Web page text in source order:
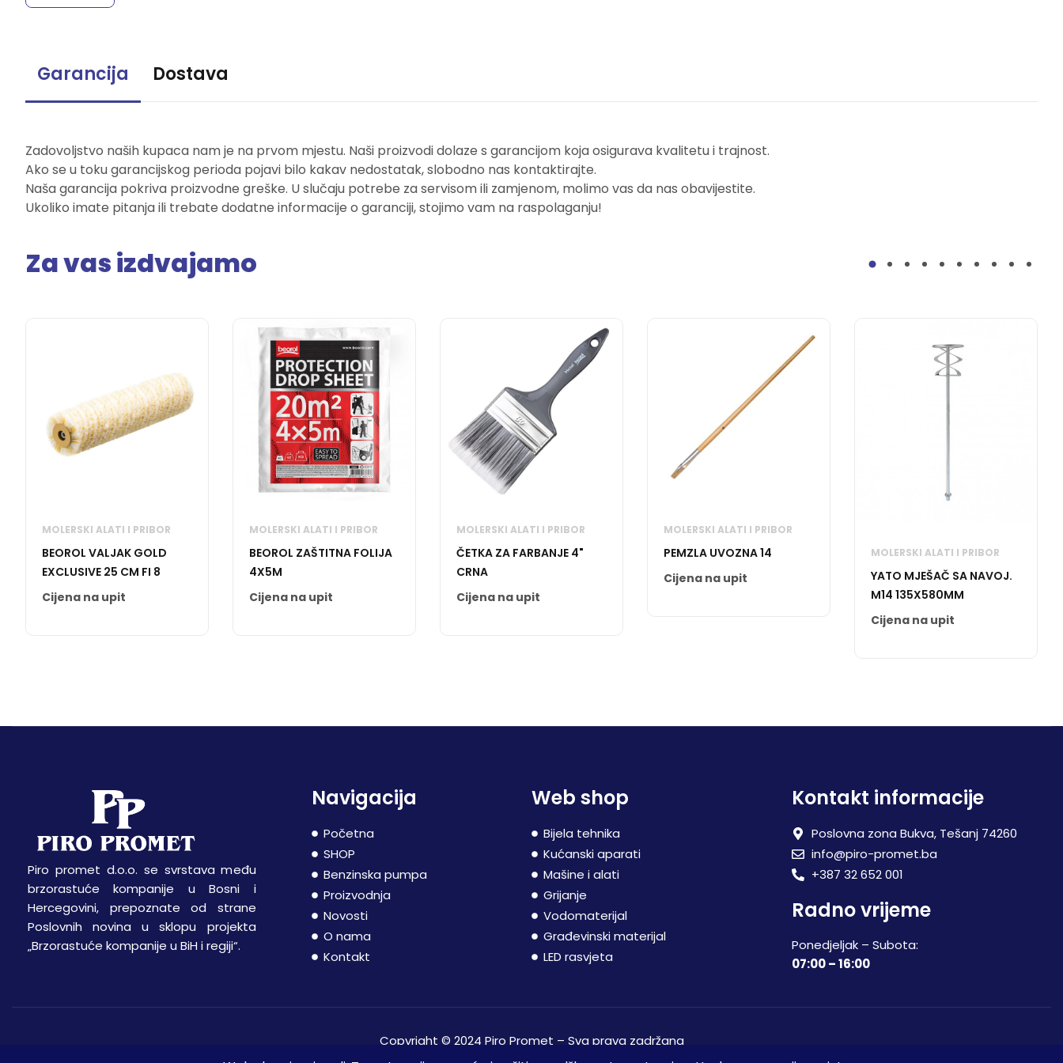
Garancija Dostava
Zadovoljstvo naših kupaca nam je na prvom mjestu. Naši proizvodi dolaze s garancijom koja osigurava kvalitetu i trajnost.
Ako se u toku garancijskog perioda pojavi bilo kakav nedostatak, slobodno nas kontaktirajte.
Naša garancija pokriva proizvodne greške. U slučaju potrebe za servisom ili zamjenom, molimo vas da nas obavijestite.
Ukoliko imate pitanja ili trebate dodatne informacije o garanciji, stojimo vam na raspolaganju!
Za vas izdvajamo
MOLERSKI ALATI I PRIBOR
BEOROL VALJAK GOLD
EXCLUSIVE 25 CM FI 8
Cijena na upit
MOLERSKI ALATI I PRIBOR
BEOROL ZAŠTITNA FOLIJA
4X5M
Cijena na upit
MOLERSKI ALATI I PRIBOR
ČETKA ZA FARBANJE 4"
CRNA
Cijena na upit
MOLERSKI ALATI I PRIBOR
PEMZLA UVOZNA 14
Cijena na upit
MOLERSKI ALATI I PRIBOR
YATO MJEŠAČ SA NAVOJ.
M14 135X580MM
Cijena na upit
Piro promet d.o.o. se svrstava među
brzorastuće kompanije u Bosni i
Hercegovini, prepoznate od strane
Poslovnih novina u sklopu projekta
„Brzorastuće kompanije u BiH i regiji“.
Navigacija
Početna
SHOP
Benzinska pumpa
Proizvodnja
Novosti
O nama
Kontakt
Web shop
Bijela tehnika
Kućanski aparati
Mašine i alati
Grijanje
Vodomaterijal
Građevinski materijal
LED rasvjeta
Kontakt informacije
Poslovna zona Bukva, Tešanj 74260
info@piro-promet.ba
+387 32 652 001
Radno vrijeme
Ponedjeljak – Subota:
07:00 – 16:00
Copyright © 2024 Piro Promet – Sva prava zadržana
Web izradila
Marketing agencija EBTEH